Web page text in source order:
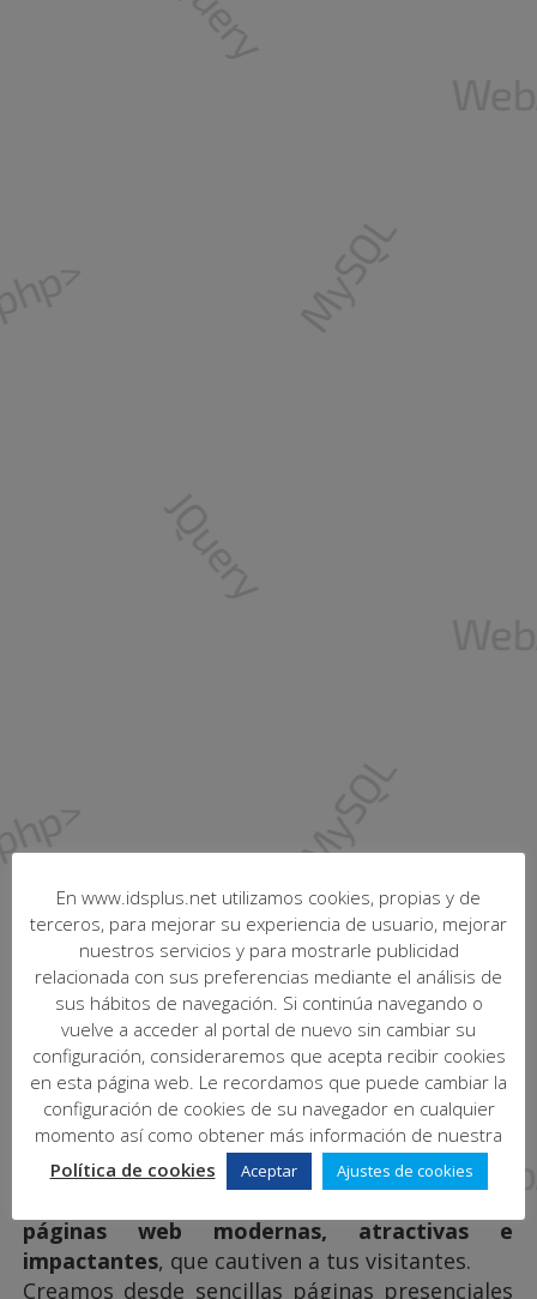
Tu página web profesional de
forma sencilla
En IDS somos conscientes de la importancia
que ha cobrado el negocio digital y la
páginas web modernas, atractivas e
impactantes, que cautiven a tus visitantes.
Creamos desde sencillas páginas presenciales
En www.idsplus.net utilizamos cookies, propias y de
terceros, para mejorar su experiencia de usuario, mejorar
nuestros servicios y para mostrarle publicidad
relacionada con sus preferencias mediante el análisis de
sus hábitos de navegación. Si continúa navegando o
vuelve a acceder al portal de nuevo sin cambiar su
configuración, consideraremos que acepta recibir cookies
en esta página web. Le recordamos que puede cambiar la
configuración de cookies de su navegador en cualquier
momento así como obtener más información de nuestra
Política de cookies
Aceptar Ajustes de cookies